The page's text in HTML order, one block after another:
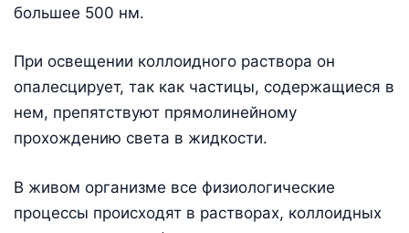
большее 500 нм.
При освещении коллоидного раствора он
опалесцирует, так как частицы, содержащиеся в
нем, препятствуют прямолинейному
прохождению света в жидкости.
В живом организме все физиологические
процессы происходят в растворах, коллоидных